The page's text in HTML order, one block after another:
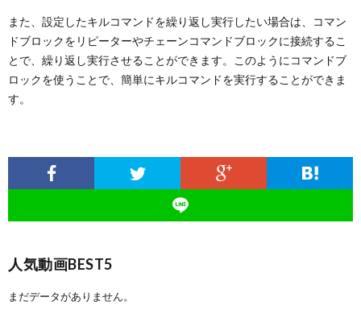
また、設定したキルコマンドを繰り返し実行したい場合は、コマン
ドブロックをリピーターやチェーンコマンドブロックに接続するこ
とで、繰り返し実行させることができます。このようにコマンドブ
ロックを使うことで、簡単にキルコマンドを実行することができま
す。
人気動画BEST5
まだデータがありません。